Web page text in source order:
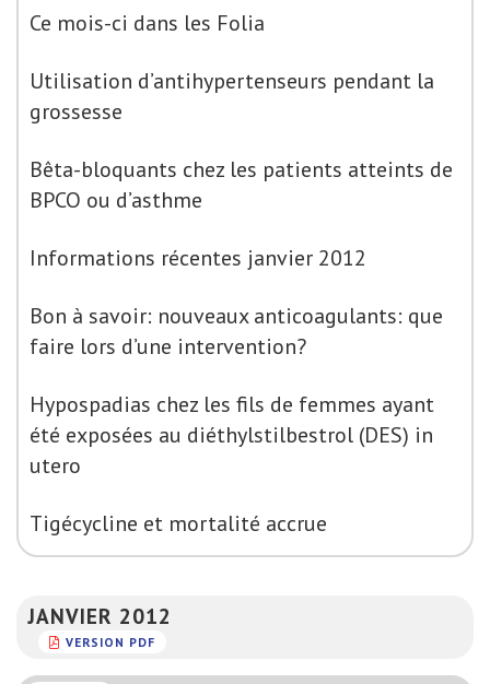
Ce mois-ci dans les Folia
Utilisation d’antihypertenseurs pendant la
grossesse
Bêta-bloquants chez les patients atteints de
BPCO ou d’asthme
Informations récentes janvier 2012
Bon à savoir: nouveaux anticoagulants: que
faire lors d’une intervention?
Hypospadias chez les fils de femmes ayant
été exposées au diéthylstilbestrol (DES) in
utero
Tigécycline et mortalité accrue
JANVIER 2012
VERSION PDF